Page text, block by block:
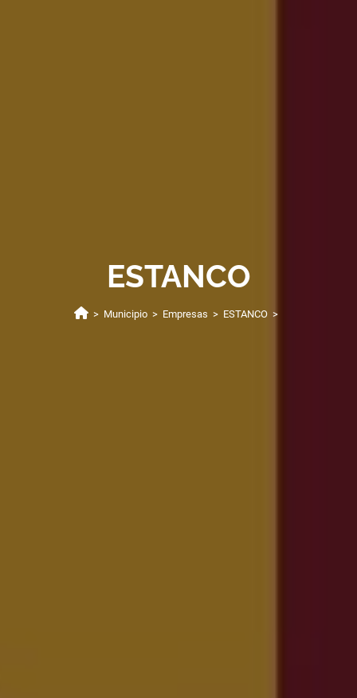
ESTANCO
> Municipio > Empresas > ESTANCO >